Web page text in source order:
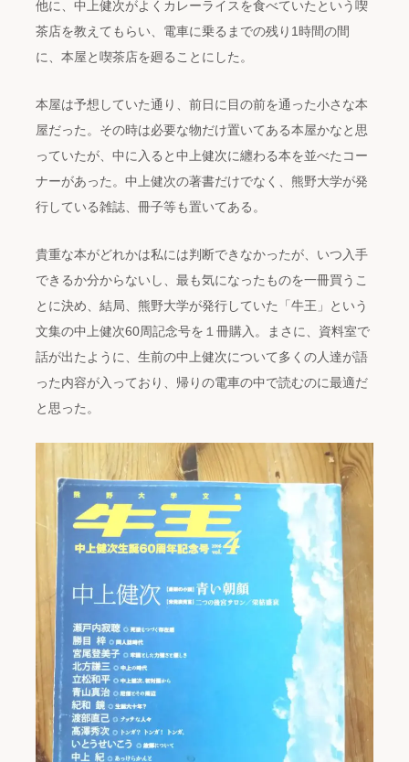
他に、中上健次がよくカレーライスを食べていたという喫
茶店を教えてもらい、電車に乗るまでの残り1時間の間
に、本屋と喫茶店を廻ることにした。
本屋は予想していた通り、前日に目の前を通った小さな本
屋だった。その時は必要な物だけ置いてある本屋かなと思
っていたが、中に入ると中上健次に纏わる本を並べたコー
ナーがあった。中上健次の著書だけでなく、熊野大学が発
行している雑誌、冊子等も置いてある。
貴重な本がどれかは私には判断できなかったが、いつ入手
できるか分からないし、最も気になったものを一冊買うこ
とに決め、結局、熊野大学が発行していた「牛王」という
文集の中上健次60周記念号を１冊購入。まさに、資料室で
話が出たように、生前の中上健次について多くの人達が語
った内容が入っており、帰りの電車の中で読むのに最適だ
と思った。